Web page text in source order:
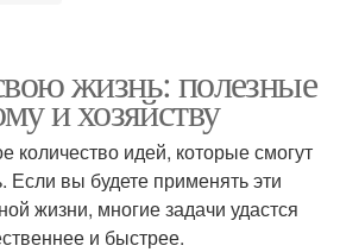
жизнь: полезные
и хозяйству
количество идей, которые смогут
Если вы будете применять эти
жизни, многие задачи удастся
и быстрее.